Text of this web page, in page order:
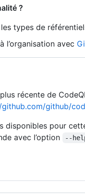
?
types de
l’organisation avec
récente de
github/
disponibles pour
avec l’option
--